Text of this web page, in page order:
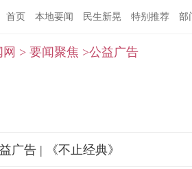
首页 本地要闻 民生新晃 特别推荐 部
> 要闻聚焦 >公益广告
广告 | 《不止经典》